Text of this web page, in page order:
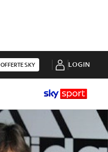
OFFERTE SKY LOGIN